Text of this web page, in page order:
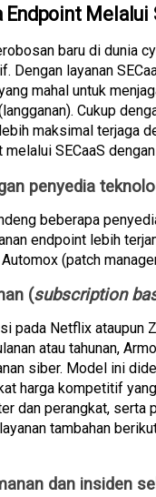
Melalui
baru di dunia
Dengan layanan
mahal untuk
Cukup
maksimal terjaga
SECaaS
penyedia
beberapa
endpoint lebih
(patch
(subscription
pada Netflix ataupun
atau tahunan,
siber. Model ini
harga kompetitif
dan perangkat, serta
tambahan
dan insiden